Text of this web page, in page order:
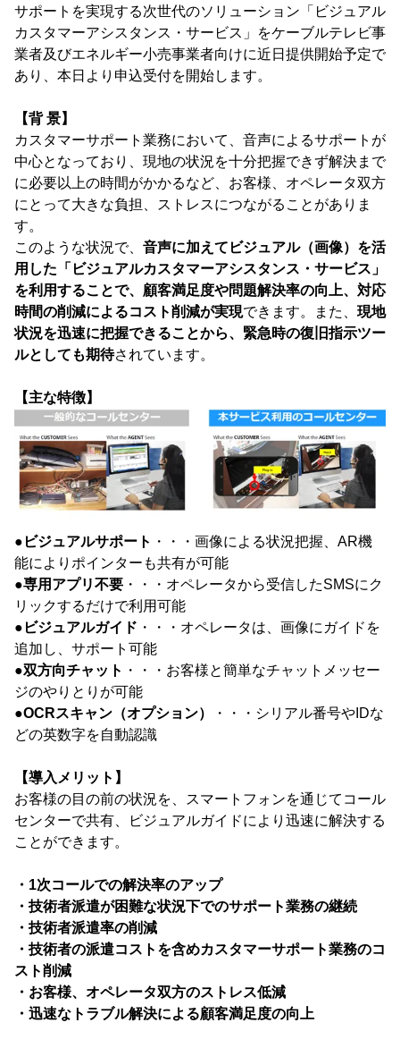
サポートを実現する次世代のソリューション「ビジュアル
カスタマーアシスタンス・サービス」をケーブルテレビ事
業者及びエネルギー小売事業者向けに近日提供開始予定で
あり、本日より申込受付を開始します。
【背 景】
カスタマーサポート業務において、音声によるサポートが
中心となっており、現地の状況を十分把握できず解決まで
に必要以上の時間がかかるなど、お客様、オペレータ双方
にとって大きな負担、ストレスにつながることがありま
す。
このような状況で、 音声に加えてビジュアル（画像）を活
用した「ビジュアルカスタマーアシスタンス・サービス」
を利用することで、顧客満足度や問題解決率の向上、対応
時間の削減によるコスト削減が実現できます。また、 現地
状況を迅速に把握できることから、緊急時の復旧指示ツー
ルとしても期待されています。
【主な特徴】
● ビジュアルサポート ・・・画像による状況把握、AR機
能によりポインターも共有が可能
●専用アプリ不要 ・・・オペレータから受信したSMSにク
リックするだけで利用可能
● ビジュアルガイド ・・・オペレータは、画像にガイドを
追加し、サポート可能
●双方向チャット ・・・お客様と簡単なチャットメッセー
ジのやりとりが可能
●OCRスキャン（オプション）
・・・シリアル番号やIDな
どの英数字を自動認識
【導入メリット】
お客様の目の前の状況を、スマートフォンを通じてコール
センターで共有、ビジュアルガイドにより迅速に解決する
ことができます。
・1次コールでの解決率のアップ
・技術者派遣が困難な状況下でのサポート業務の継続
・技術者派遣率の削減
・技術者の派遣コストを含めカスタマーサポート業務のコ
スト削減
・お客様、オペレータ双方のストレス低減
・迅速なトラブル解決による顧客満足度の向上